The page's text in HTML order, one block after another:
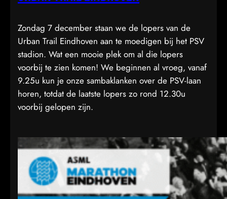
Zondag 7 december staan we de lopers van de
Urban Trail Eindhoven aan te moedigen bij het PSV
stadion. Wat een mooie plek om al die lopers
voorbij te zien komen! We beginnen al vroeg, vanaf
9.25u kun je onze sambaklanken over de PSV-laan
horen, totdat de laatste lopers zo rond 12.30u
voorbij gelopen zijn.